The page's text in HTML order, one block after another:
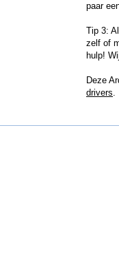
paar
Tip 3:
zelf of
hulp!
Deze
drivers.